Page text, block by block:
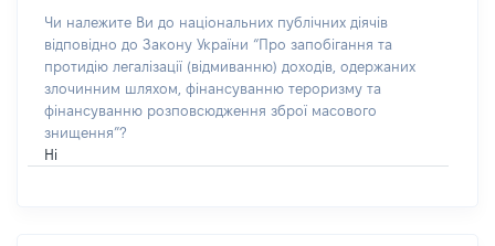
Чи належите Ви до національних публічних діячів
відповідно до Закону України “Про запобігання та
протидію легалізації (відмиванню) доходів, одержаних
злочинним шляхом, фінансуванню тероризму та
фінансуванню розповсюдження зброї масового
знищення”?
Ні